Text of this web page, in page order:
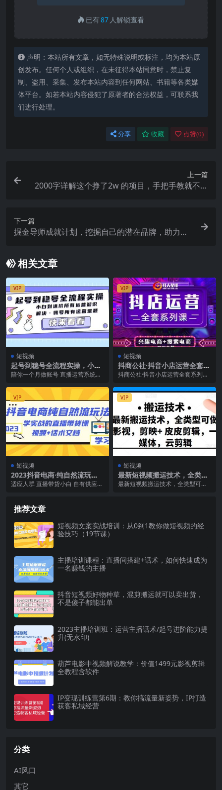
已有87 人解锁查看
声明：本站所有文章，如无特殊说明或标注，均为本站原
创发布。任何个人或组织，在未征得本站同意时，禁止复
制、盗用、采集、发布本站内容到任何网站、书籍等各类媒
体平台。如若本站内容侵犯了原著者的合法权益，可联系我
们进行处理。
分享 收藏 点赞(0)
上一篇
2000字详解这个挣了2w 的项目，手把手教就不信
下一篇
掘金导师成就计划，挖掘自己的潜在品牌，助力大
相关文章
VIP
短视频
起号到稳号全流程实操，小白
到进阶所有运营知识，解决·账
陪你一个月做账号 直播运营系统大
的底层逻辑 抖...
VIP
短视频
抖商公社·抖音小店运营全套系
列课，系统掌握月销百万小店
抖商公社·抖音小店运营全套系列
秘密 从小店基础入门...
VIP
短视频
2023抖音电商·纯自然流玩
法：学实战的直播带货课，视
适应人群 直播带货小白 自有供应链
VIP
短视频
最新短视频搬运技术，全类型
可做影视，剪映 皮皮剪辑，一
最新短视频搬运技术，全类型可做
推荐文章
短视频文案实战培训：从0到1教你做短视频的经
验技巧（19节课）
主播培训课程：直播间搭建+话术，如何快速成为
一名赚钱的主播
抖音短视频好物种草，混剪搬运就可以卖出货，
不是傻子都能出单
2023主播培训班：运营主播话术/起号进阶能力提
升(无水印)
葫芦电影中视频解说教学：价值1499元影视剪辑
全教程含软件
IP变现训练营第6期：教你搞流量新姿势，IP打造
获客私域经营
分类
AI风口
其它